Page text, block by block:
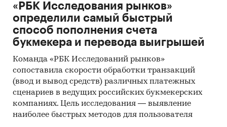
«РБК Исследования рынков»
определили самый быстрый
способ пополнения счета
букмекера и перевода выигрышей
Команда «РБК Исследований рынков»
сопоставила скорости обработки транзакций
(ввод и вывод средств) различных платежных
сценариев в ведущих российских букмекерских
компаниях. Цель исследования — выявление
наиболее быстрых методов для пользователя